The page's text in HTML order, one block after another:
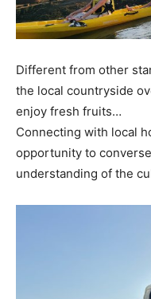
Different from other
the local countryside
enjoy fresh fruits…
Connecting with local
opportunity to
understanding of the